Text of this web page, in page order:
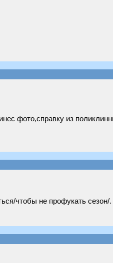
фото,справку из
чтобы не профукать сезон/.